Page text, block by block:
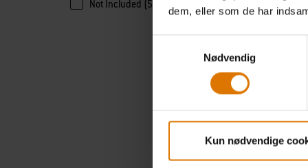
dem, eller som de har
Nødvendig
Kun nødvendige
Not Included (5)
Weber®
Color
Sort